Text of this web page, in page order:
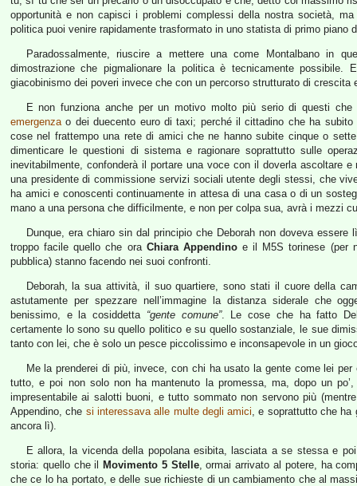
opportunità e non capisci i problemi complessi della nostra società,
politica puoi venire rapidamente trasformato in uno statista di primo piano
Paradossalmente, riuscire a mettere una come Montalbano in
dimostrazione che pigmalionare la politica è tecnicamente
giacobinismo dei poveri invece che con un percorso strutturato di
E non funziona anche per un motivo molto più serio di questi che
emergenzao dei duecento euro di taxi; perché il cittadino che ha
cose nel frattempo una rete di amici che ne hanno subite cinque o
dimenticare le questioni di sistema e ragionare soprattutto sulle
inevitabilmente, confonderà il portare una voce con il doverla ascoltare
una presidente di commissione servizi sociali utente degli stessi, che
ha amici e conoscenti continuamente in attesa di una casa o di un
mano a una persona che difficilmente, e non per colpa sua, avrà i mezzi
Dunque, era chiaro sin dal principio che Deborah non doveva
troppo facile quello che ora Chiara Appendinoe il M5S torinese (per
pubblica) stanno facendo nei suoi confronti.
Deborah, la sua attività, il suo quartiere, sono stati il cuore della
astutamente per spezzare nell’immagine la distanza siderale che
benissimo, e la cosiddetta “gente comune”. Le cose che ha fatto
certamente lo sono su quello politico e su quello sostanziale, le sue
tanto con lei, che è solo un pesce piccolissimo e inconsapevole in un
Me la prenderei di più, invece, con chi ha usato la gente come lei
tutto, e poi non solo non ha mantenuto la promessa, ma, dopo un
impresentabile ai salotti buoni, e tutto sommato non servono più
Appendino, che si interessava alle multe degli amici, e soprattutto che ha
ancora lì).
E allora, la vicenda della popolana esibita, lasciata a se stessa e
storia: quello che il
Movimento 5 Stelle, ormai arrivato al potere, ha
che ce lo ha portato, e delle sue richieste di un cambiamento che al